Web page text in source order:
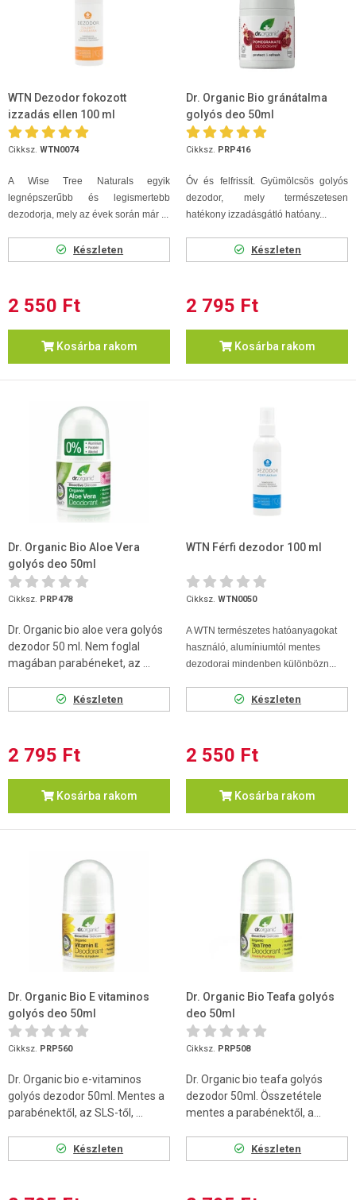
WTN Dezodor fokozott
izzadás ellen 100 ml
Cikksz. WTN0074
A Wise Tree Naturals egyik
legnépszerűbb és legismertebb
dezodorja, mely az évek során már ...
Készleten
2 550 Ft
Kosárba rakom
Dr. Organic Bio gránátalma
golyós deo 50ml
Cikksz. PRP416
Óv és felfrissít. Gyümölcsös golyós
dezodor, mely természetesen
hatékony izzadásgátló hatóany...
Készleten
2 795 Ft
Kosárba rakom
Dr. Organic Bio Aloe Vera
golyós deo 50ml
Cikksz. PRP478
Dr. Organic bio aloe vera golyós
dezodor 50 ml. Nem foglal
magában parabéneket, az ...
Készleten
2 795 Ft
Kosárba rakom
WTN Férfi dezodor 100 ml
Cikksz. WTN0050
A WTN természetes hatóanyagokat
használó, alumíniumtól mentes
dezodorai mindenben különbözn...
Készleten
2 550 Ft
Kosárba rakom
Dr. Organic Bio E vitaminos
golyós deo 50ml
Cikksz. PRP560
Dr. Organic bio e-vitaminos
golyós dezodor 50ml. Mentes a
parabénektől, az SLS-től, ...
Készleten
Dr. Organic Bio Teafa golyós
deo 50ml
Cikksz. PRP508
Dr. Organic bio teafa golyós
dezodor 50ml. Összetétele
mentes a parabénektől, a...
Készleten